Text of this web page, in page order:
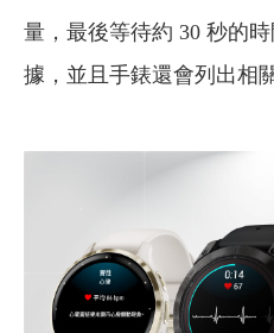
量，最後等待約 30 秒的
據，並且手錶還會列出相